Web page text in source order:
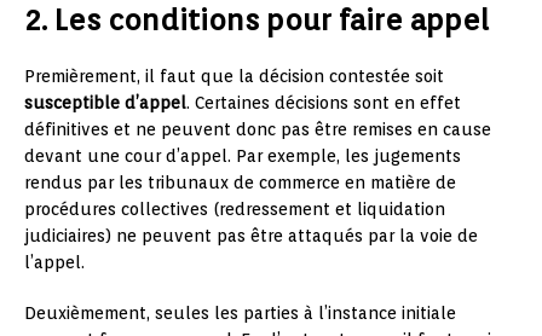
2. Les conditions pour faire appel
Premièrement, il faut que la décision contestée soit
susceptible d’appel. Certaines décisions sont en effet
définitives et ne peuvent donc pas être remises en cause
devant une cour d’appel. Par exemple, les jugements
rendus par les tribunaux de commerce en matière de
procédures collectives (redressement et liquidation
judiciaires) ne peuvent pas être attaqués par la voie de
l’appel.
Deuxièmement, seules les parties à l’instance initiale